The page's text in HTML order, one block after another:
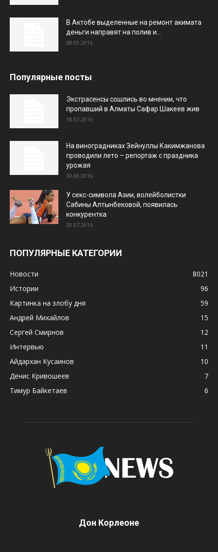
В Актобе выделенные на ремонт акимата
деньги направят на полив и...
08.09.2016
Популярные посты
Экстрасенсы сошлись во мнении, что
пропавший в Алматы Сафар Шакеев жив
18.07.2016
На виноградниках Зейнуллы Какимжанова
проводили лето – репортаж с праздника
урожая
30.08.2016
У секс-символа Азии, волейболистки
Сабины Алтынбековой, появилась
конкурентка
20.07.2016
ПОПУЛЯРНЫЕ КАТЕГОРИИ
Новости
8021
Истории
96
Картинка на злобу дня
59
Андрей Михайлов
15
Сергей Смирнов
12
Интервью
11
Айдархан Кусаинов
10
Денис Кривошеев
7
Тимур Байкетаев
6
Дон Корлеоне